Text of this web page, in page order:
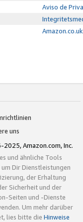
Aviso de
uns
Amazon.com, Inc.
und ähnliche Tools
Dir Dienstleistungen
der Erhaltung
Sicherheit und der
Seiten und -Dienste
Um mehr darüber
lies bitte die Hinweise